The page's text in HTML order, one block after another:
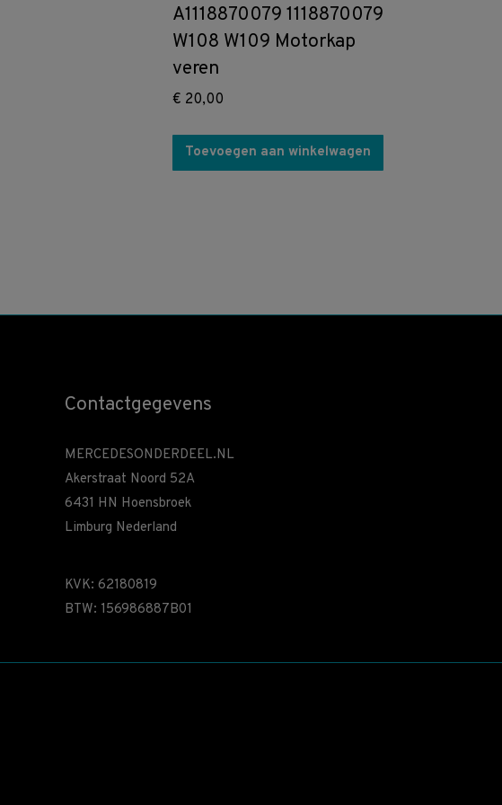
A1118870079 1118870079
W108 W109 Motorkap
veren
€ 20,00
Toevoegen aan winkelwagen
Contactgegevens
MERCEDESONDERDEEL.NL
Akerstraat Noord 52A
6431 HN Hoensbroek
Limburg Nederland
KVK: 62180819
BTW: 156986887B01